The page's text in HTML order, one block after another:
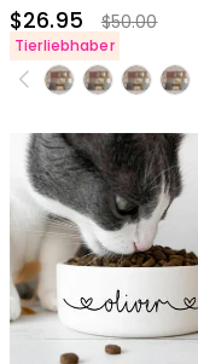
$26.95 $50.00
Tierliebhaber